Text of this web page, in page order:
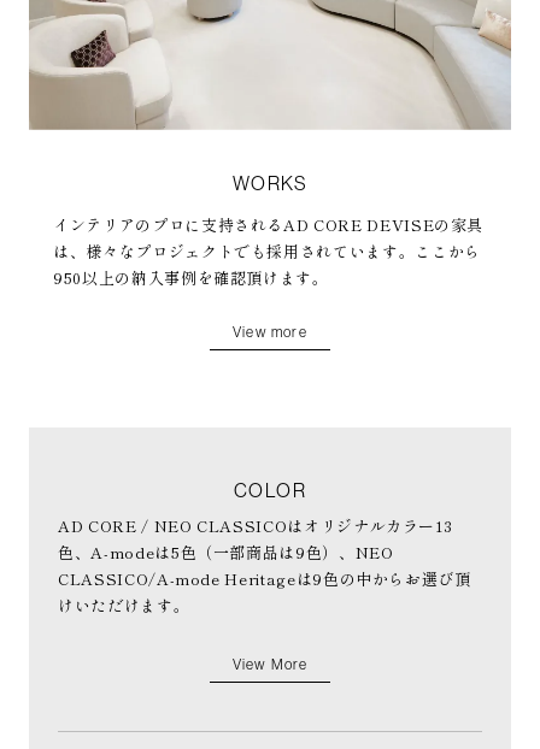
WORKS
インテリアのプロに支持されるAD CORE DEVISEの家具
は、様々なプロジェクトでも採用されています。ここから
950以上の納入事例を確認頂けます。
View more
COLOR
AD CORE / NEO CLASSICOはオリジナルカラー13
色、A-modeは5色（一部商品は9色）、NEO
CLASSICO/A-mode Heritageは9色の中からお選び頂
けいただけます。
View More